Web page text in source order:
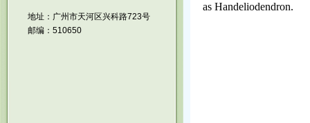
地址：广州市天河区兴科路723号
邮编：510650
as Handeliodendron.